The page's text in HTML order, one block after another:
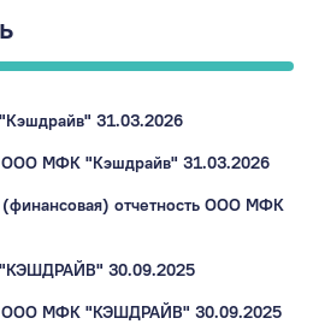
31.03.2026
ООО МФК "Кэшдрайв" 31.03.2026
(финансовая) отчетность ООО МФК
30.09.2025
ООО МФК "КЭШДРАЙВ" 30.09.2025